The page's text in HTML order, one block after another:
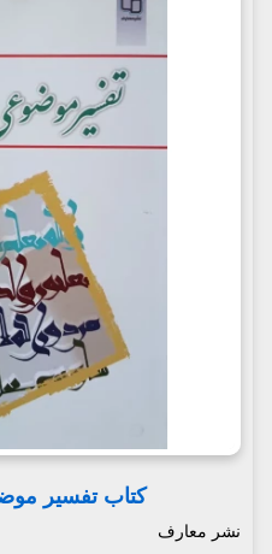
کتاب تفسیر
نشر معارف